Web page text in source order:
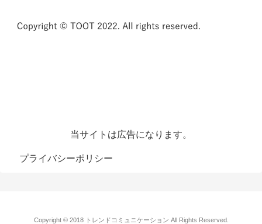
当サイトは広告になります。
プライバシーポリシー
Copyright © 2018 トレンドコミュニケーション All Rights Reserved.